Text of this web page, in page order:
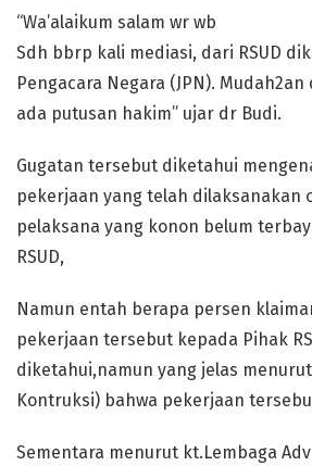
“Wa’alaikum salam wr wb
Sdh bbrp kali mediasi, dari RSUD
Pengacara Negara (JPN).
ada putusan hakim” ujar dr Budi.
Gugatan tersebut diketahui
pekerjaan yang telah dilaksanakan
pelaksana yang konon belum
RSUD,
Namun entah berapa persen
pekerjaan tersebut kepada Pihak
diketahui,namun yang jelas
Kontruksi) bahwa pekerjaan
Sementara menurut kt.Lembaga